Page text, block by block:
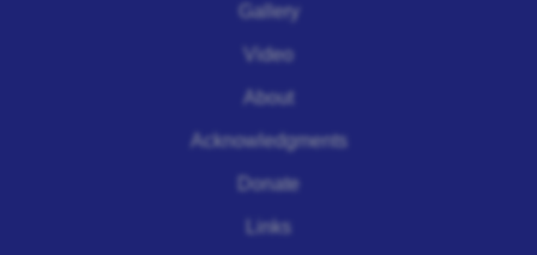
Gallery
Video
About
Acknowledgments
Donate
Links